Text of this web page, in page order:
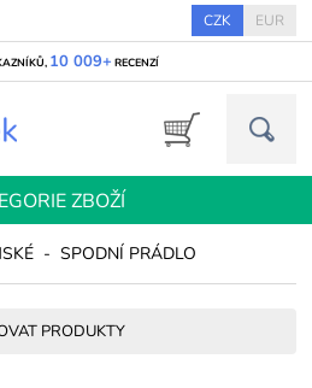
CZK EUR
10 009+ RECENZÍ
ZBOŽÍ
- SPODNÍ PRÁDLO
PRODUKTY